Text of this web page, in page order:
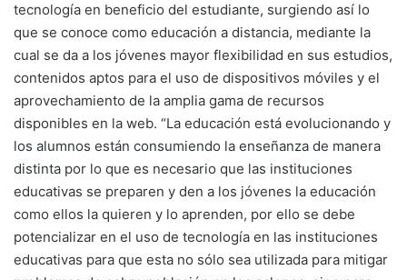
tecnología en beneficio del estudiante, surgiendo así lo
que se conoce como educación a distancia, mediante la
cual se da a los jóvenes mayor flexibilidad en sus estudios,
contenidos aptos para el uso de dispositivos móviles y el
aprovechamiento de la amplia gama de recursos
disponibles en la web. “La educación está evolucionando y
los alumnos están consumiendo la enseñanza de manera
distinta por lo que es necesario que las instituciones
educativas se preparen y den a los jóvenes la educación
como ellos la quieren y lo aprenden, por ello se debe
potencializar en el uso de tecnología en las instituciones
educativas para que esta no sólo sea utilizada para mitigar